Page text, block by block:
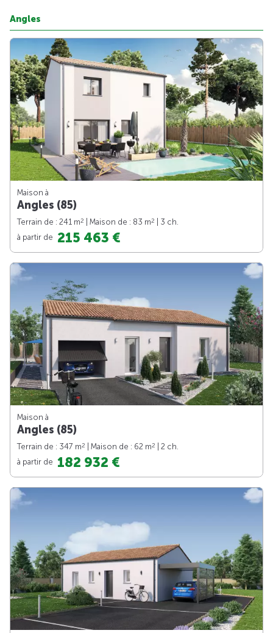
Angles
Maison à
Angles (85)
Terrain de : 241 m2 | Maison de : 83 m2
| 3 ch.
à partir de 215 463 €
Maison à
Angles (85)
Terrain de : 347 m2 | Maison de : 62 m2
| 2 ch.
à partir de 182 932 €